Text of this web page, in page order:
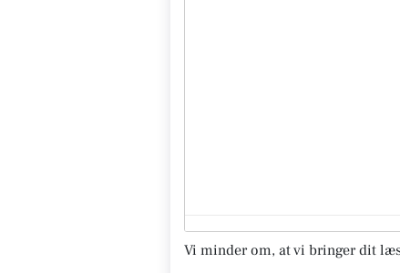
Vi minder om, at vi bringer dit